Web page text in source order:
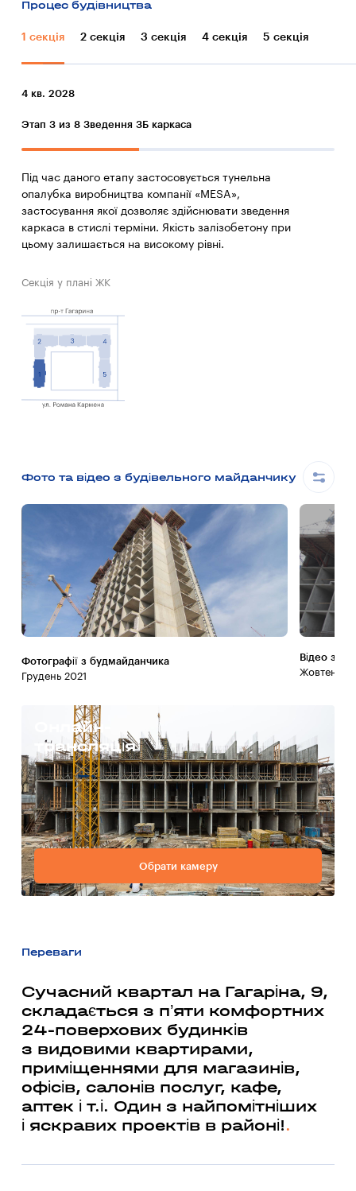
Процес будівництва
1 секцiя 2 секцiя 3 секцiя 4 секцiя 5 секцiя
4 кв. 2028
Этап 3 из 8 Зведення ЗБ каркаса
Під час даного етапу застосовується тунельна
опалубка виробництва компанії «MESA»,
застосування якої дозволяє здійснювати зведення
каркаса в стислі терміни. Якість залізобетону при
цьому залишається на високому рівні.
Секція у плані ЖК
Фото та відео з будівельного майданчику
Фотографії з будмайданчика
Грудень 2021
Відео з
Жовтень
Онлайн-
трансляція
Обрати камеру
Переваги
Сучасний квартал на Гагаріна, 9,
складається з п’яти комфортних
24-поверхових будинків
з видовими квартирами,
приміщеннями для магазинів,
офісів, салонів послуг, кафе,
аптек і т.і. Один з найпомітніших
і яскравих проектів в районі!